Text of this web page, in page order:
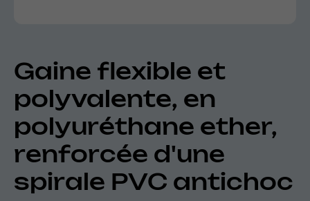
Gaine flexible et
polyvalente, en
polyuréthane ether,
renforcée d'une
spirale PVC antichoc